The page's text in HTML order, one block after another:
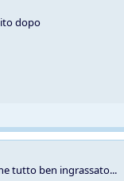
dopo
tutto ben ingrassato...